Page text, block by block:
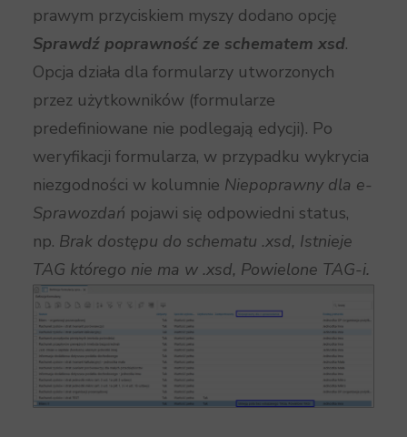
prawym przyciskiem myszy dodano opcję
Sprawdź poprawność ze schematem xsd.
Opcja działa dla formularzy utworzonych
przez użytkowników (formularze
predefiniowane nie podlegają edycji). Po
weryfikacji formularza, w przypadku wykrycia
niezgodności w kolumnie Niepoprawny dla e-
Sprawozdań pojawi się odpowiedni status,
np. Brak dostępu do schematu .xsd, Istnieje
TAG którego nie ma w .xsd, Powielone TAG-i.